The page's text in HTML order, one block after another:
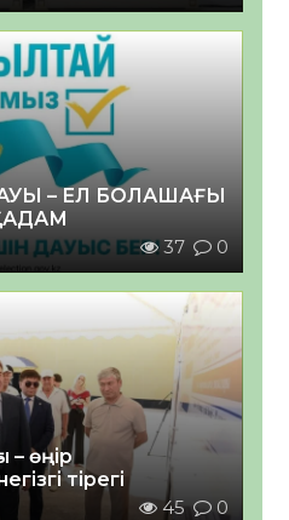
– ЕЛ БОЛАШАҒЫ
37 0
өңір
тірегі
45 0